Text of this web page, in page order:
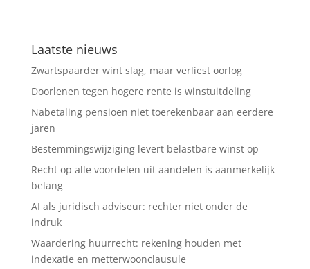
Laatste nieuws
Zwartspaarder wint slag, maar verliest oorlog
Doorlenen tegen hogere rente is winstuitdeling
Nabetaling pensioen niet toerekenbaar aan eerdere
jaren
Bestemmingswijziging levert belastbare winst op
Recht op alle voordelen uit aandelen is aanmerkelijk
belang
AI als juridisch adviseur: rechter niet onder de
indruk
Waardering huurrecht: rekening houden met
indexatie en metterwoonclausule